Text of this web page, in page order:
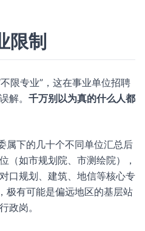
限制
限专业”，这在事业单位招聘
解。 千万别以为真的什么人都
属下的几十个不同单位汇总后
（如市规划院、市测绘院），
口规划、建筑、地信等核心专
极有可能是偏远地区的基层站
政岗。